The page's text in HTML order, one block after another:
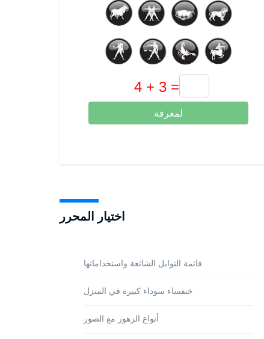
لمعرفة
اختيار المحرر
قائمة التوابل الشائعة واستخداماتها
خنفساء سوداء كبيرة في المنزل
أنواع الزهور مع الصور